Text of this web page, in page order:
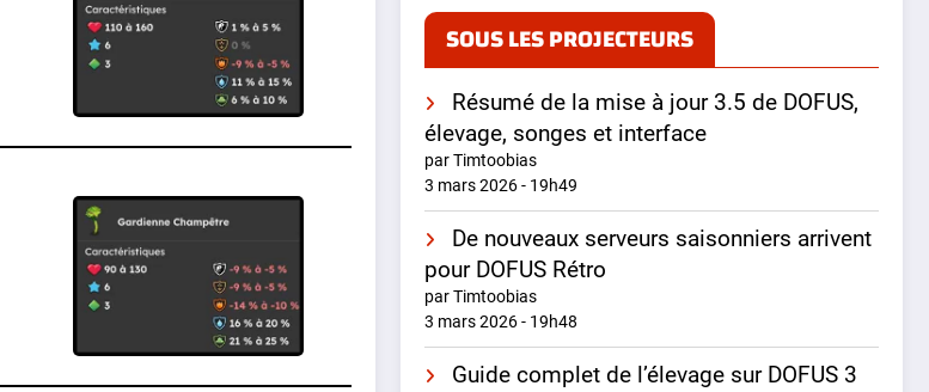
SOUS LES PROJECTEURS
Résumé de la mise à jour 3.5 de DOFUS,
élevage, songes et interface
par Timtoobias
3 mars 2026 - 19h49
De nouveaux serveurs saisonniers arrivent
pour DOFUS Rétro
par Timtoobias
3 mars 2026 - 19h48
Guide complet de l’élevage sur DOFUS 3